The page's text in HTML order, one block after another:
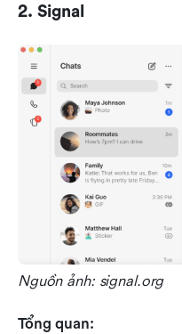
2. Signal
Nguồn ảnh: signal.org
Tổng quan: